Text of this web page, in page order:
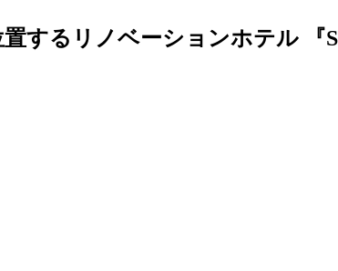
するリノベーションホテル